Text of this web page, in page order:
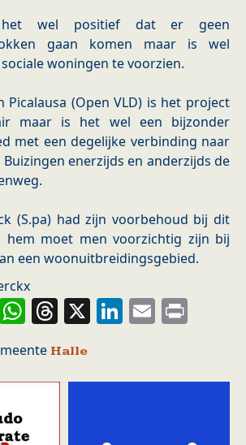
het wel positief dat er geen
gaan komen maar is wel
woningen te voorzien.
Picalausa (Open VLD) is het project
maar is het wel een bijzonder
met een degelijke verbinding naar
enerzijds en anderzijds de
(S.pa) had zijn voorbehoud bij dit
hem moet men voorzichtig zijn bij
een woonuitbreidingsgebied.
Messenger
WhatsApp
Threads
X LinkedIn
Email
Halle